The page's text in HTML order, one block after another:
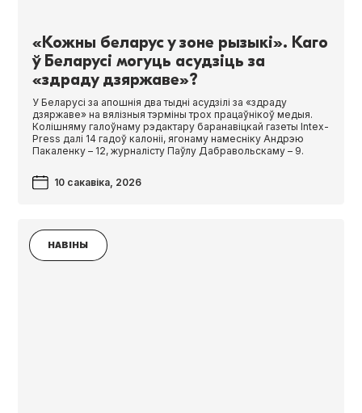
«Кожны беларус у зоне рызыкі». Каго
ў Беларусі могуць асудзіць за
«здраду дзяржаве»?
У Беларусі за апошнія два тыдні асудзілі за «здраду
дзяржаве» на вялізныя тэрміны трох працаўнікоў медыя.
Колішняму галоўнаму рэдактару баранавіцкай газеты Intex-
Press далі 14 гадоў калоніі, ягонаму намесніку Андрэю
Пакаленку – 12, журналісту Паўлу Дабравольскаму – 9.
10 сакавіка, 2026
НАВІНЫ